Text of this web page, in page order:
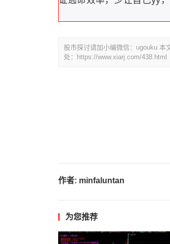
股市探讨请加小编微信：ugouku 本
处：https://www.xiarj.com/438.html
作者: minfaluntan
为您推荐